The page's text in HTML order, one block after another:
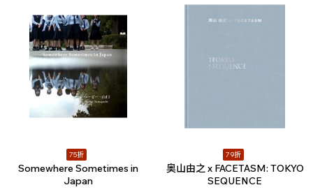
75折
Somewhere Sometimes in
Japan
79折
奥山由之 x FACETASM: TOKYO
SEQUENCE